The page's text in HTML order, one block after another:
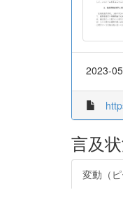
2023-
言及
変動（ピ